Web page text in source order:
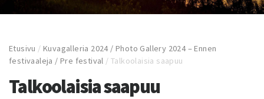
Etusivu /Kuvagalleria 2024 / Photo Gallery 2024 – Ennen
festivaaleja / Pre festival /Talkoolaisia saapuu
Talkoolaisia saapuu